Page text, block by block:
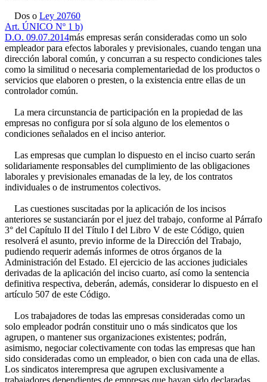
Dos o Ley 20760
Art. ÚNICO Nº 1 b)
D.O. 09.07.2014más empresas serán consideradas como un solo
empleador para efectos laborales y previsionales, cuando tengan una
dirección laboral común, y concurran a su respecto condiciones tales
como la similitud o necesaria complementariedad de los productos o
servicios que elaboren o presten, o la existencia entre ellas de un
controlador común.
La mera circunstancia de participación en la propiedad de las
empresas no configura por sí sola alguno de los elementos o
condiciones señalados en el inciso anterior.
Las empresas que cumplan lo dispuesto en el inciso cuarto serán
solidariamente responsables del cumplimiento de las obligaciones
laborales y previsionales emanadas de la ley, de los contratos
individuales o de instrumentos colectivos.
Las cuestiones suscitadas por la aplicación de los incisos
anteriores se sustanciarán por el juez del trabajo, conforme al Párrafo
3° del Capítulo II del Título I del Libro V de este Código, quien
resolverá el asunto, previo informe de la Dirección del Trabajo,
pudiendo requerir además informes de otros órganos de la
Administración del Estado. El ejercicio de las acciones judiciales
derivadas de la aplicación del inciso cuarto, así como la sentencia
definitiva respectiva, deberán, además, considerar lo dispuesto en el
artículo 507 de este Código.
Los trabajadores de todas las empresas consideradas como un
solo empleador podrán constituir uno o más sindicatos que los
agrupen, o mantener sus organizaciones existentes; podrán,
asimismo, negociar colectivamente con todas las empresas que han
sido consideradas como un empleador, o bien con cada una de ellas.
Los sindicatos interempresa que agrupen exclusivamente a
trabajadores dependientes de empresas que hayan sido declaradas